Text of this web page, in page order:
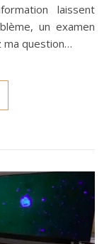
laissent
un examen
ma question…